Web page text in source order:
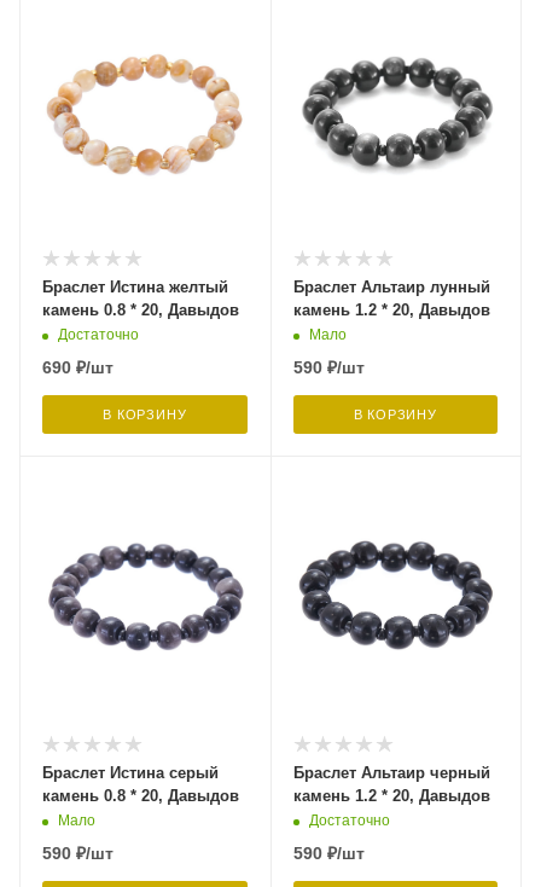
Браслет Истина желтый
камень 0.8 * 20, Давыдов
Достаточно
690 ₽/шт
В КОРЗИНУ
Браслет Альтаир лунный
камень 1.2 * 20, Давыдов
Мало
590₽/шт
В КОРЗИНУ
Браслет Истина серый
камень 0.8 * 20, Давыдов
Мало
590 ₽/шт
Браслет Альтаир черный
камень 1.2 * 20, Давыдов
Достаточно
590₽/шт